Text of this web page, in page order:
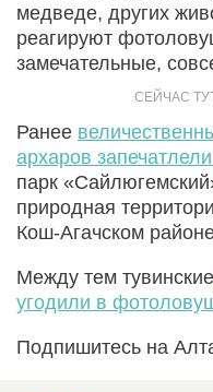
медведе, других
реагируют
замечательные,
Ранее
архаров
парк
природная
Кош-Агачском
Между тем тувинские
угодили в
Подпишитесь на